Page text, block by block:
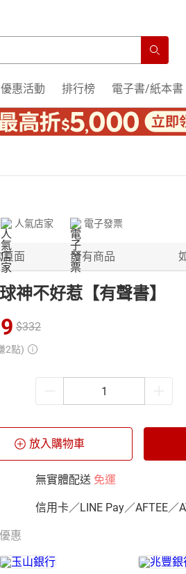
優惠活動 排行榜 電子書/紙本書
人氣店家 電子發票
面 所有商品
神不好惹【有聲書】
$332
2點)
放入購物車
無實體配送 免運
信用卡／LINE Pay／AFTEE／
惠